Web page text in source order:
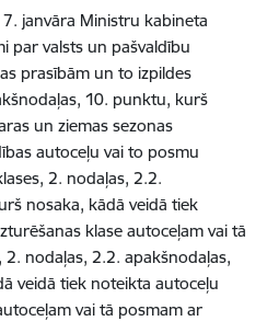
janvāra Ministru kabineta
par valsts un pašvaldību
prasībām un to izpildes
10. punktu, kurš
un ziemas sezonas
autoceļu vai to posmu
2. nodaļas, 2.2.
nosaka, kādā veidā tiek
klase autoceļam vai tā
nodaļas, 2.2. apakšnodaļas,
veidā tiek noteikta autoceļu
vai tā posmam ar